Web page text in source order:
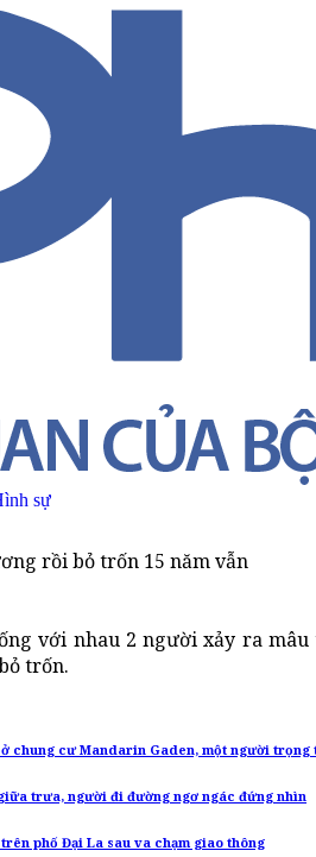
sự
rồi bỏ trốn 15 năm vẫn
với nhau 2 người xảy ra
trốn.
ở chung cư Mandarin Gaden, một người trọng
trưa, người đi đường ngơ ngác đứng nhìn
phố Đại La sau va chạm giao thông